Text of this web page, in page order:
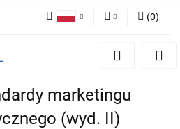
Zaloguj się
Dodaj zgłoszenie
Zgody cookies
(0)
marketingu
(wyd. II)